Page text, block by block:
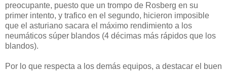
preocupante, puesto que un trompo de Rosberg en su
primer intento, y trafico en el segundo, hicieron imposible
que el asturiano sacara el máximo rendimiento a los
neumáticos súper blandos (4 décimas más rápidos que los
blandos).
Por lo que respecta a los demás equipos, a destacar el buen